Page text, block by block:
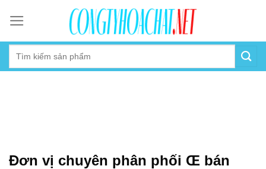
content
Đơn vị chuyên phân phối Œ bán